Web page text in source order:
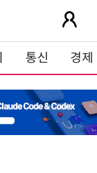
통신 경제